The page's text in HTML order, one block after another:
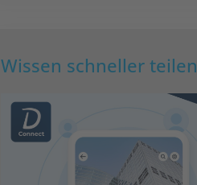
Wissen schneller teilen